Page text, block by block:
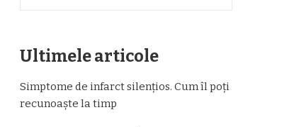
Ultimele articole
Simptome de infarct silențios. Cum îl poți
recunoaște la timp